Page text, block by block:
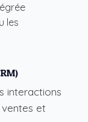
les
interactions
et